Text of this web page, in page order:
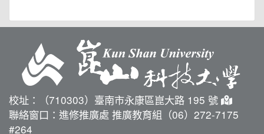
校址：（710303）臺南市永康區崑大路 195 號
聯絡窗口：進修推廣處 推廣教育組（06）272-7175
#264